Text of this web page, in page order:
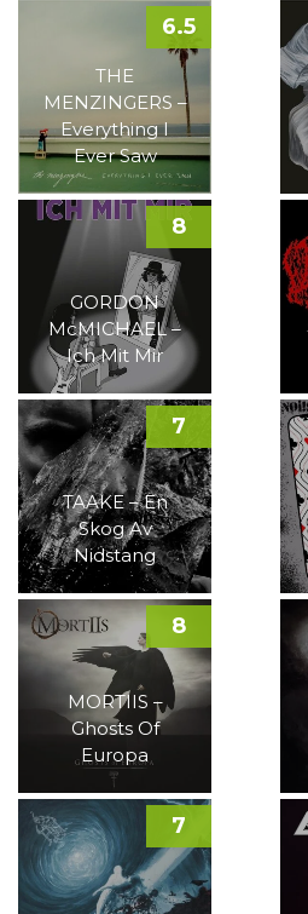
THE
MENZINGERS –
Everything I
Ever Saw
6.5
GORDON
McMICHAEL –
Ich Mit Mir
8
TAAKE – En
Skog Av
Nidstang
7
MORTIIS –
Ghosts Of
Europa
8
7